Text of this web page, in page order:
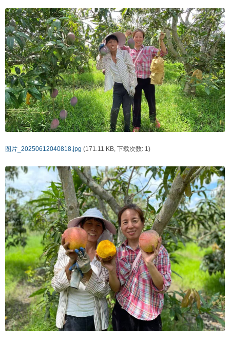
图片_20250612040818.jpg (171.11 KB, 下载次数: 1)